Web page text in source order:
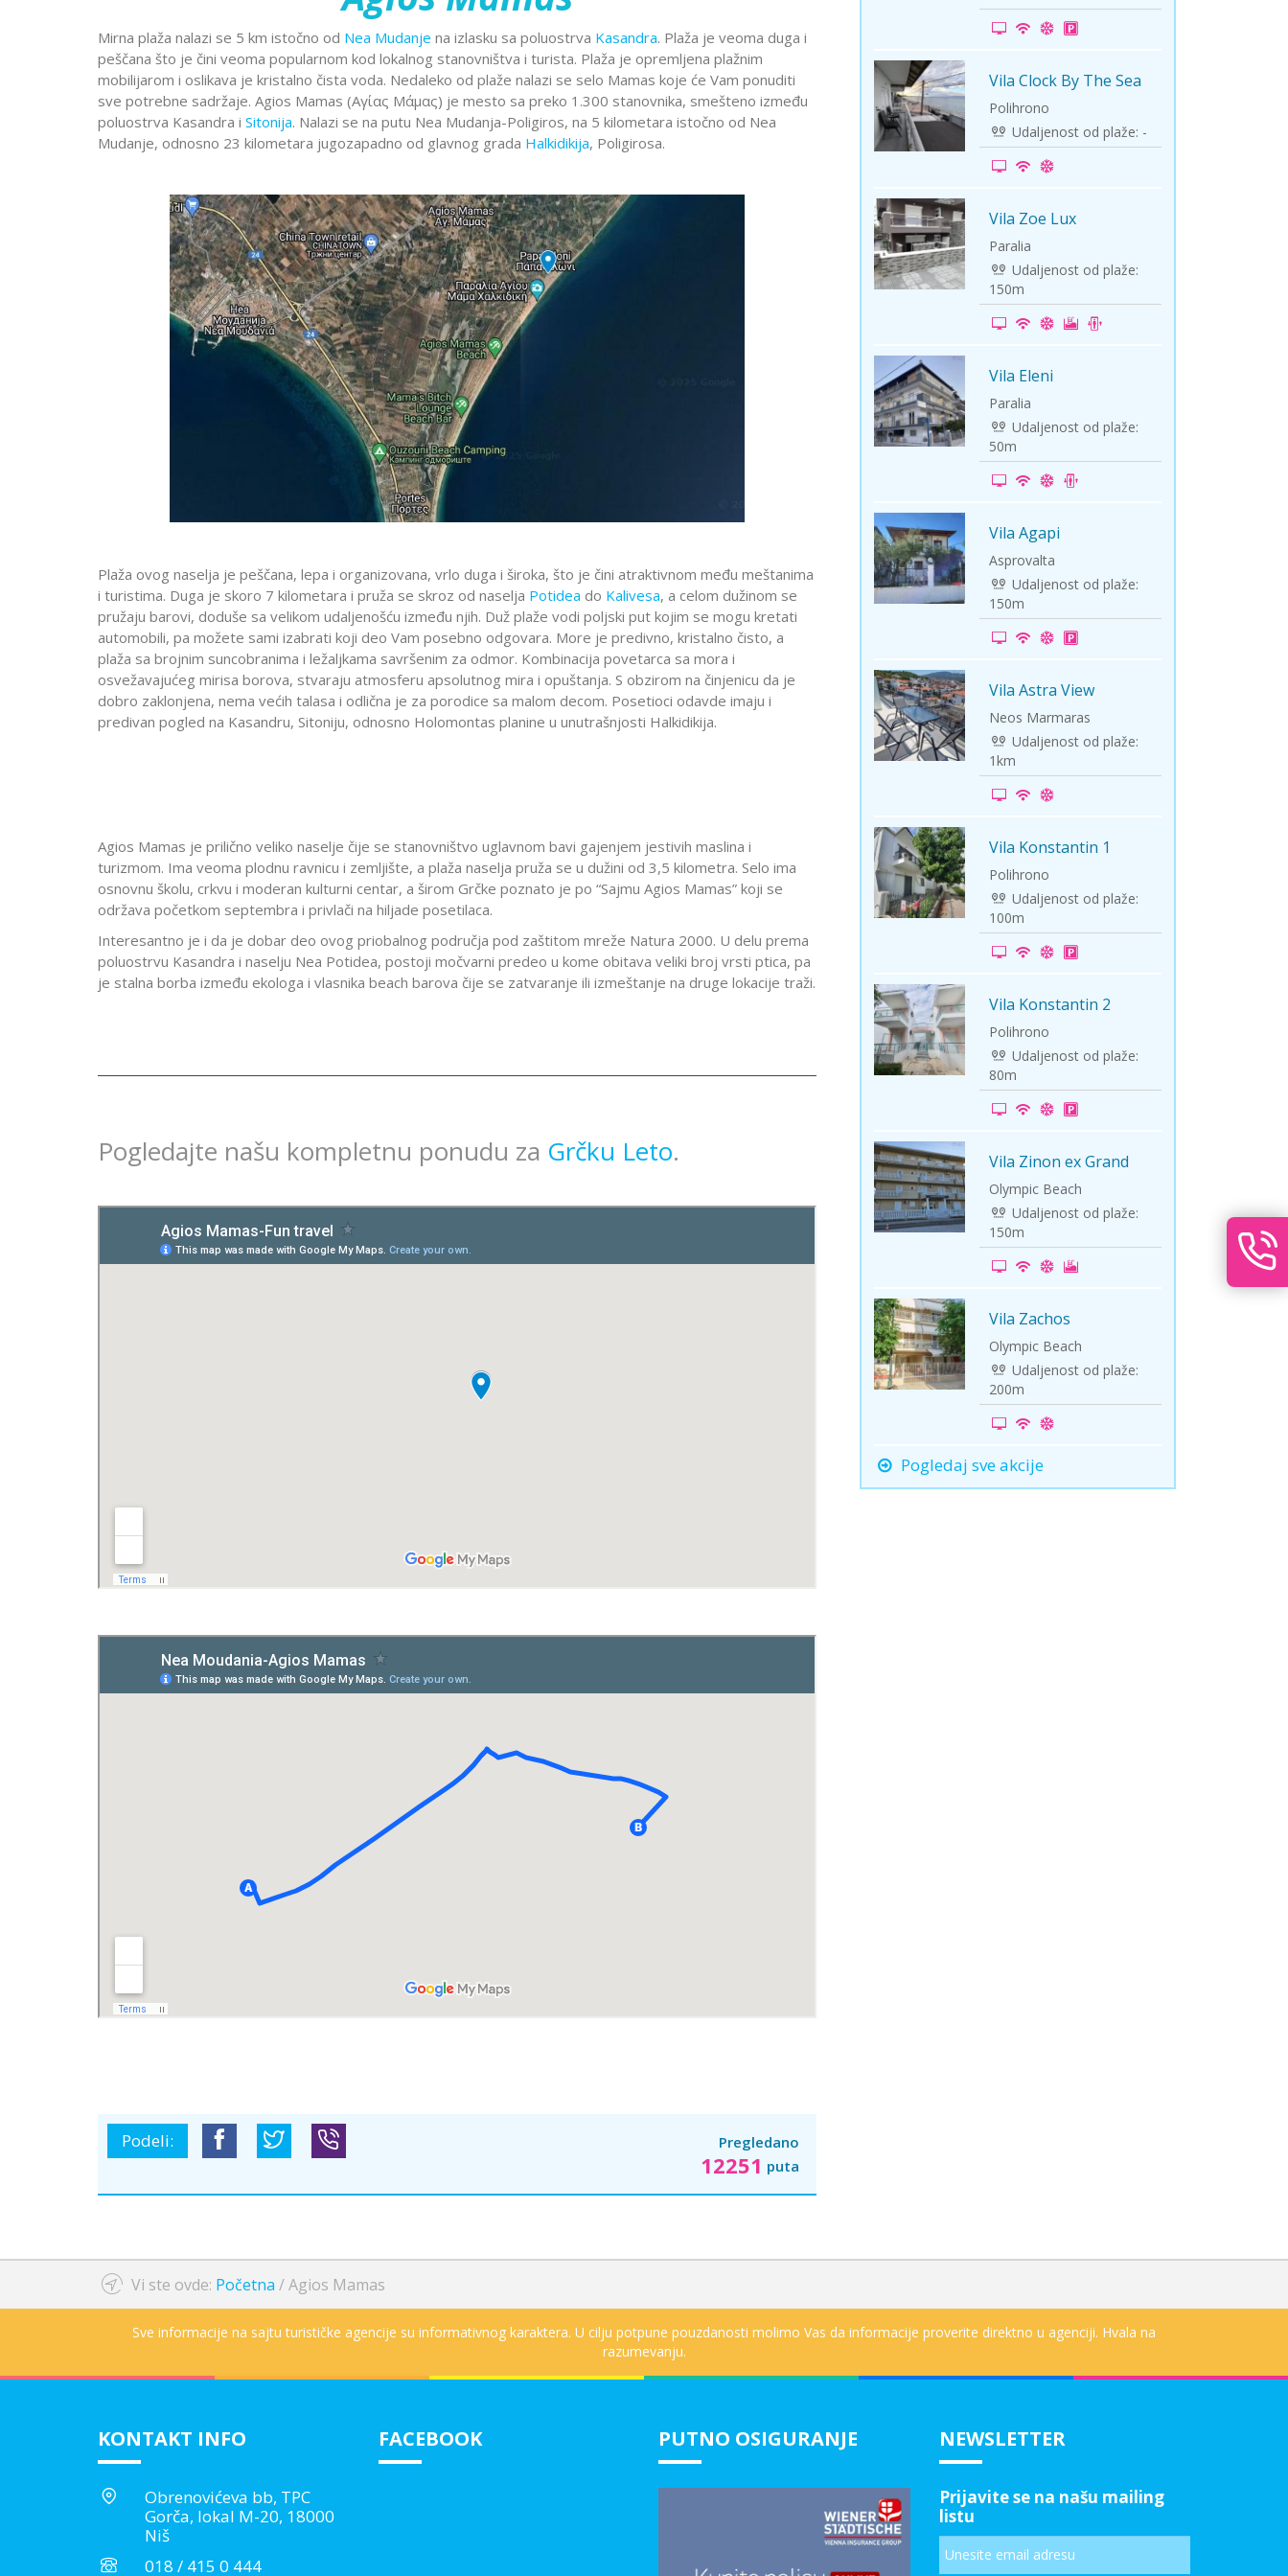
Krstarenje
guletom
Lošinj
Jadranska
Aja Napa i
Limasol
Larnaka
Hurgada
Nilom
Ohrid
Prag
Peruđa
Provansa
Portorož
Portugal Rim
Rejkjavik
Segedin
Sarajevo Solun
Temišvar
Stokholm
Švajcarska Skandinavija
Sankt
Petersburg
Solun polazak iz Niša
Temišvar polazak iz Niša
Mirna plaža nalazi se 5 km istočno od Nea Mudanje na izlasku sa poluostrva Kasandra. Plaža je veoma duga i
peščana što je čini veoma popularnom kod lokalnog stanovništva i turista. Plaža je opremljena plažnim
mobilijarom i oslikava je kristalno čista voda. Nedaleko od plaže nalazi se selo Mamas koje će Vam ponuditi
sve potrebne sadržaje. Agios Mamas (Αγίας Μάμας) je mesto sa preko 1.300 stanovnika, smešteno između
poluostrva Kasandra i Sitonija. Nalazi se na putu Nea Mudanja-Poligiros, na 5 kilometara istočno od Nea
Mudanje, odnosno 23 kilometara jugozapadno od glavnog grada Halkidikija, Poligirosa.
Plaža ovog naselja je peščana, lepa i organizovana, vrlo duga i široka, što je čini atraktivnom među meštanima
i turistima. Duga je skoro 7 kilometara i pruža se skroz od naselja Potidea do Kalivesa, a celom dužinom se
pružaju barovi, doduše sa velikom udaljenošću između njih. Duž plaže vodi poljski put kojim se mogu kretati
automobili, pa možete sami izabrati koji deo Vam posebno odgovara. More je predivno, kristalno čisto, a
plaža sa brojnim suncobranima i ležaljkama savršenim za odmor. Kombinacija povetarca sa mora i
osvežavajućeg mirisa borova, stvaraju atmosferu apsolutnog mira i opuštanja. S obzirom na činjenicu da je
dobro zaklonjena, nema većih talasa i odlična je za porodice sa malom decom. Posetioci odavde imaju i
predivan pogled na Kasandru, Sitoniju, odnosno Holomontas planine u unutrašnjosti Halkidikija.
Agios Mamas je prilično veliko naselje čije se stanovništvo uglavnom bavi gajenjem jestivih maslina i
turizmom. Ima veoma plodnu ravnicu i zemljište, a plaža naselja pruža se u dužini od 3,5 kilometra. Selo ima
osnovnu školu, crkvu i moderan kulturni centar, a širom Grčke poznato je po “Sajmu Agios Mamas” koji se
održava početkom septembra i privlači na hiljade posetilaca.
Interesantno je i da je dobar deo ovog priobalnog područja pod zaštitom mreže Natura 2000. U delu prema
poluostrvu Kasandra i naselju Nea Potidea, postoji močvarni predeo u kome obitava veliki broj vrsti ptica, pa
je stalna borba između ekologa i vlasnika beach barova čije se zatvaranje ili izmeštanje na druge lokacije traži.
Pogledajte našu kompletnu ponudu za Grčku Leto.
Podeli: Pregledano
12251 puta
-10% Vila Clock By The Sea
Polihrono
Udaljenost od plaže: -
-5% Vila Zoe Lux
Paralia
Udaljenost od plaže:
150m
-5% Vila Eleni
Paralia
Udaljenost od plaže:
50m
-15% Vila Agapi
Asprovalta
Udaljenost od plaže:
150m
-5% Vila Astra View
Neos Marmaras
Udaljenost od plaže:
1km
-20% Vila Konstantin 1
Polihrono
Udaljenost od plaže:
100m
-10% Vila Konstantin 2
Polihrono
Udaljenost od plaže:
80m
-5%
Vila Zinon ex Grand
Zivanovic
Olympic Beach
Udaljenost od plaže:
150m
First
Minute
Vila Zachos
Olympic Beach
Udaljenost od plaže:
200m
Pogledaj sve akcije
Vi ste ovde: Početna /Agios Mamas
Sve informacije na sajtu turističke agencije su informativnog karaktera. U cilju potpune pouzdanosti molimo Vas da informacije proverite direktno u agenciji. Hvala na
razumevanju.
KONTAKT INFO
Obrenovićeva bb, TPC
Gorča, lokal M-20, 18000
Niš
018 / 415 0 444
FACEBOOK PUTNO OSIGURANJE NEWSLETTER
Prijavite se na našu mailing
listu